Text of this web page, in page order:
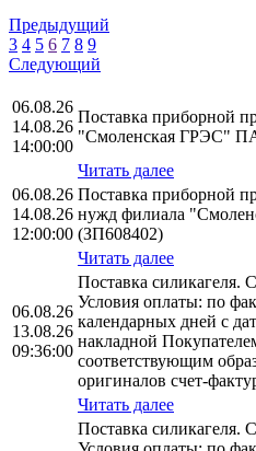
Предыдущий
3 4 5 6 7 8 9
Следующий
06.08.26
14.08.26
14:00:00
Поставка приборной
"Смоленская ГРЭС"
Читать далее
06.08.26
14.08.26
12:00:00
Поставка приборной
нужд филиала
(ЗП608402)
Читать далее
06.08.26
13.08.26
09:36:00
Поставка силикагеля.
Условия оплаты: по
календарных дней с
накладной
соответствующим
оригиналов счет-
Читать далее
Поставка силикагеля.